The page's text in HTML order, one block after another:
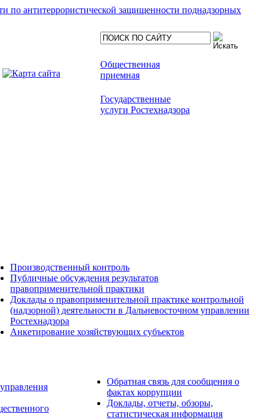
по антитеррористической защищенности поднадзорных
Общественная
приемная
Государственные
услуги Ростехнадзора
Производственный контроль
Публичные обсуждения результатов
правоприменительной практики
Доклады о правоприменительной практике контрольной
(надзорной) деятельности в Дальневосточном управлении
Ростехнадзора
Анкетирование хозяйствующих субъектов
Обратная связь для сообщения о
фактах коррупции
Доклады, отчеты, обзоры,
статистическая информация